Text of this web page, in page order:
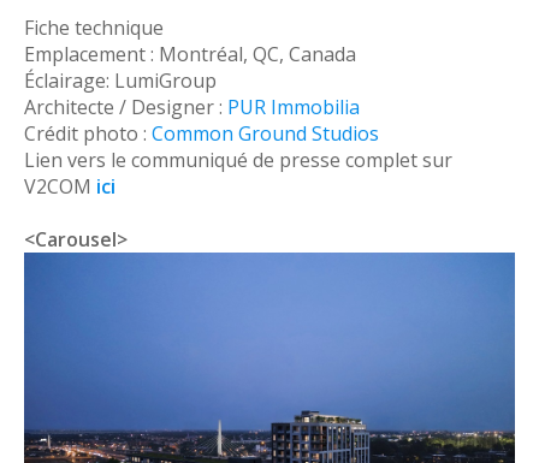
Fiche technique
Emplacement : Montréal, QC, Canada
Éclairage: LumiGroup
Architecte / Designer : PUR Immobilia
Crédit photo : Common Ground Studios
Lien vers le communiqué de presse complet sur
V2COM ici
<Carousel>